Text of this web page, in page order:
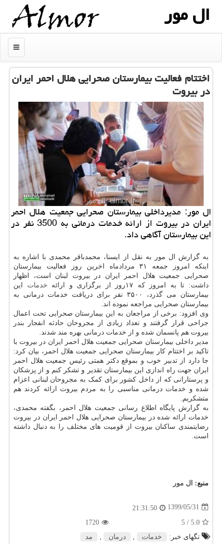
ال مور
منو
اختتام فعالیت بیمارستان صحرایی هلال احمر ایران
در بیروت
ال مور: مدیرداخلی بیمارستان صحرایی جمعیت هلال احمر
ایران در بیروت از ارائه خدمات درمانی به 3500 نفر در
این بیمارستان آگاهی داد.
به گزارش ال مور به نقل از ایسنا، محمدباقر محمدی با اشاره به
اینکه امروز جمعه ۳۱ مردادماه اخرین روز فعالیت بیمارستان
صحرایی جمعیت هلال احمر ایران در بیروت لبنان است، اظهار
داشت: تا به امروز که ۱۷روز از برگزاری و ارائه
خدمات این
بیمارستان می گذرد، ۳۵۰۰ نفر برای دریافت خدمات درمانی به
بیمارستان صحرایی مراجعه نموده اند.
وی افزود: برخی از مراجعان به این بیمارستان صحرایی تحت اعمال
جراحی قرار گرفتند و تعداد زیادی از مجروحان حادثه انفجار بندر
بیروت هم پانسمان شده و از خدمات درمانی بهره مند شدند.
مدیر داخلی بیمارستان صحرایی جمعیت هلال احمر ایران در بیروت با
تاکید بر اختتام کار بیمارستان صحرایی جمعیت هلال احمر، بیان کرد:
جا دارد از تدبیر خوب و بموقع دکتر همتی رئیس جمعیت هلال احمر
ایران جهت راه اندازی این بیمارستان تقدیر و تشکر کنم و از پزشکان
و پرستارانی که از داخل کشور برای کمک به مجروحان لبنانی اعزام
شده و خدمات درمانی مناسبی را به مردم بیروت ارائه کردند هم
متشکریم.
به گزارش پایگاه اطلاع رسانی جمعیت هلال احمر، بگفته محمدی،
خدمات ارائه شده در بیمارستان صحرایی هلال احمر ایران در بیروت
رضایتمندی ساکنان بیروت از قومیت های مختلف را به دنبال داشته
است.
منبع: ال مور
1399/05/31
21:31:50
5.0
/ 5
1720
تگهای خبر:
خدمات درمان مد